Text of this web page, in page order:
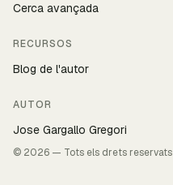
Cerca avançada
RECURSOS
Blog de l'autor
AUTOR
Jose Gargallo Gregori
© 2026 — Tots els drets reservats